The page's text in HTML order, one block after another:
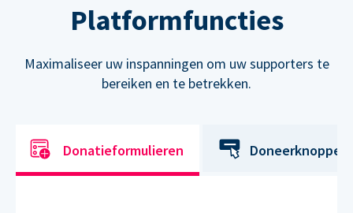
Platformfuncties
Maximaliseer uw inspanningen om uw supporters te
bereiken en te betrekken.
Donatieformulieren Doneerknoppen